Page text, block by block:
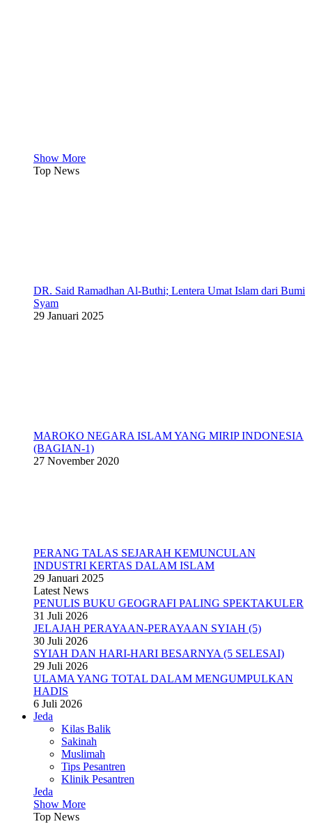
Show More
Top News
DR. Said Ramadhan Al-Buthi; Lentera Umat Islam dari Bumi
Syam
29 Januari 2025
MAROKO NEGARA ISLAM YANG MIRIP INDONESIA
(BAGIAN-1)
27 November 2020
PERANG TALAS SEJARAH KEMUNCULAN
INDUSTRI KERTAS DALAM ISLAM
29 Januari 2025
Latest News
PENULIS BUKU GEOGRAFI PALING SPEKTAKULER
31 Juli 2026
JELAJAH PERAYAAN-PERAYAAN SYIAH (5)
30 Juli 2026
SYIAH DAN HARI-HARI BESARNYA (5 SELESAI)
29 Juli 2026
ULAMA YANG TOTAL DALAM MENGUMPULKAN
HADIS
6 Juli 2026
Jeda
Kilas Balik
Sakinah
Muslimah
Tips Pesantren
Klinik Pesantren
Jeda
Show More
Top News